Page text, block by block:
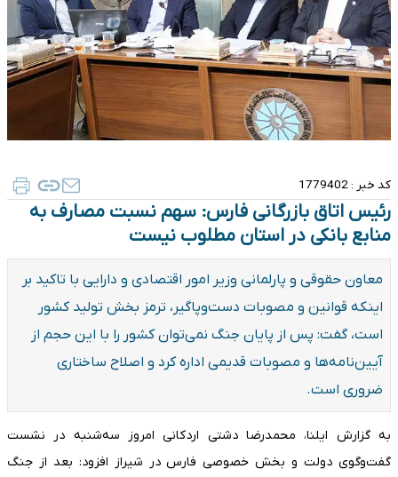
کد خبر : 1779402
رئیس اتاق بازرگانی فارس: سهم نسبت مصارف به
منابع بانکی در استان مطلوب نیست
​معاون حقوقی و پارلمانی وزیر امور اقتصادی و دارایی با تاکید بر
اینکه قوانین و مصوبات دست‌وپاگیر، ترمز بخش تولید کشور
است، گفت: پس از پایان جنگ نمی‌توان کشور را با این حجم از
آیین‌نامه‌ها و مصوبات قدیمی اداره کرد و اصلاح ساختاری
ضروری است.
به گزارش ایلنا، محمدرضا دشتی اردکانی امروز سه‌شنبه در نشست
گفت‌وگوی دولت و بخش خصوصی فارس در شیراز افزود: بعد از جنگ